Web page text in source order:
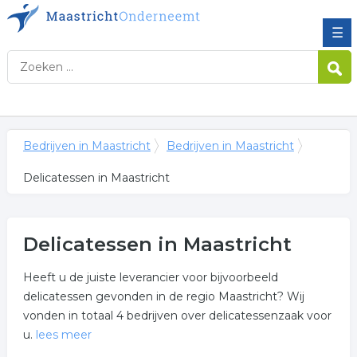
☰
Bedrijven in Maastricht Bedrijven in Maastricht
Delicatessen in Maastricht
Delicatessen in Maastricht
Heeft u de juiste leverancier voor bijvoorbeeld
delicatessen gevonden in de regio Maastricht? Wij
vonden in totaal 4 bedrijven over delicatessenzaak voor
u. lees meer